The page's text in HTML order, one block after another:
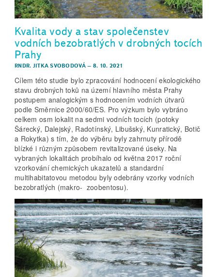
Kvalita vody a stav společenstev
vodních bezobratlých v drobných tocích
Prahy
RNDR. JITKA SVOBODOVÁ– 8. 10. 2021
Cílem této studie bylo zpracování hodnocení ekologického
stavu drobných toků na území hlavního města Prahy
postupem analogickým s hodnocením vodních útvarů
podle Směrnice 2000/60/ES. Pro výzkum bylo vybráno
celkem osm lokalit na sedmi vodních tocích (potoky
Šárecký, Dalejský, Radotínský, Libušský, Kunratický, Botič
a Rokytka) s tím, že do výběru byly zahrnuty přírodě
blízké i různým způsobem revitalizované úseky. Na
vybraných lokalitách probíhalo od května 2017 roční
vzorkování chemických ukazatelů a standardní
multihabitatovou metodou byly odebrány vzorky vodních
bezobratlých (makro- zoobentosu).